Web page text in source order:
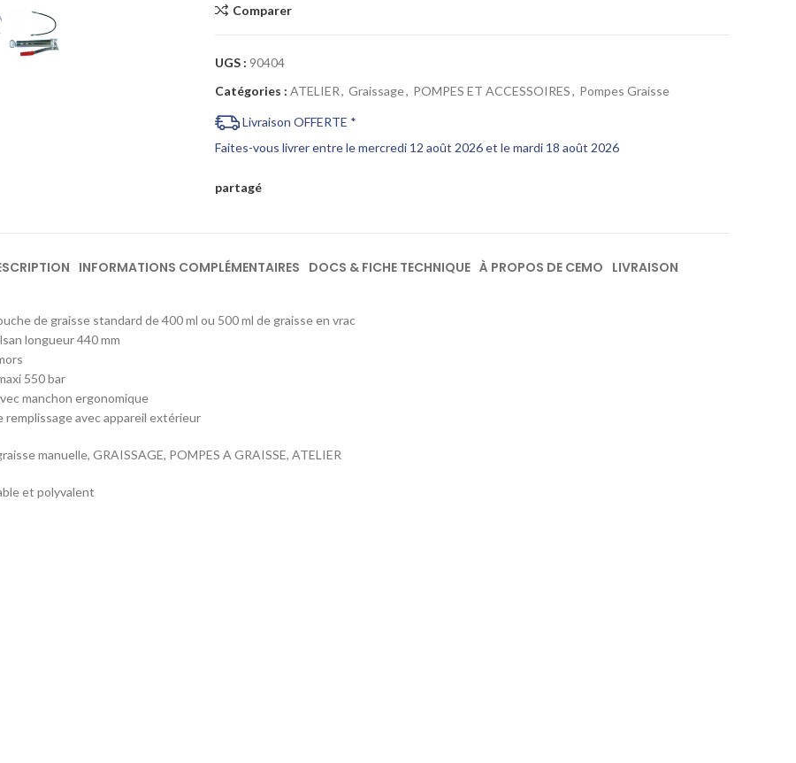
Comparer
UGS : 90404
Catégories : ATELIER, Graissage, POMPES ET ACCESSOIRES, Pompes Graisse
Livraison OFFERTE *
Faites-vous livrer entre le mercredi 12 août 2026 et le mardi 18 août 2026
partagé
INFORMATIONS COMPLÉMENTAIRES DOCS & FICHE TECHNIQUE À PROPOS DE CEMO LIVRAISON
de graisse standard de 400 ml ou 500 ml de graisse en vrac
longueur 440 mm
550 bar
manchon ergonomique
remplissage avec appareil extérieur
manuelle, GRAISSAGE, POMPES A GRAISSE, ATELIER
et polyvalent